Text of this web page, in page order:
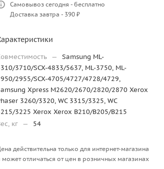
Самовывоз сегодня - бесплатно
Доставка завтра - 390 ₽
—
Samsung ML-
3710/SCX-4833/5637, ML-3750, ML-
2955/SCX-4705/4727/4728/4729,
Xpress M2620/2670/2820/2870 Xerox
3260/3320, WC 3315/3325, WC
3225 Xerox Xerox B210/B205/B215
кг — 54
действительна только для интернет-магазина
может отличаться от цен в розничных магазинах